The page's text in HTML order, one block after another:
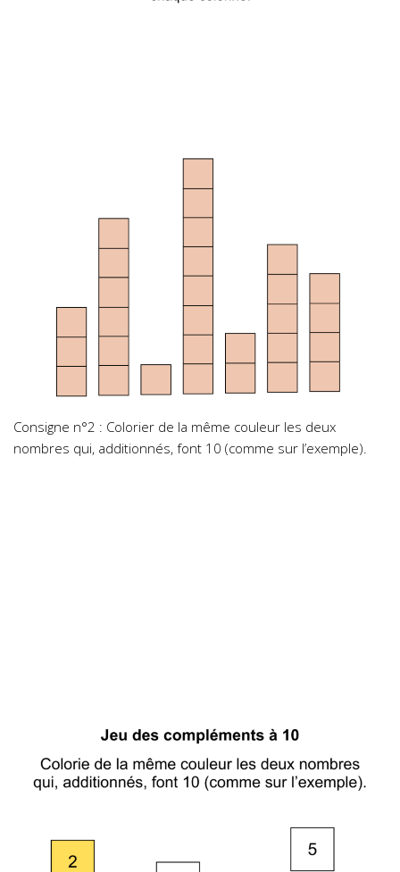
Consigne n°2 : Colorier de la même couleur les deux
nombres qui, additionnés, font 10 (comme sur l’exemple).